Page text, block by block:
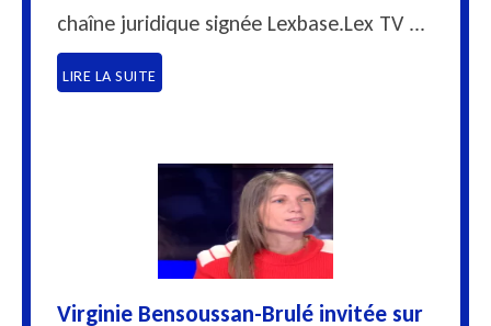
chaîne juridique signée Lexbase.Lex TV ...
LIRE LA SUITE
Virginie Bensoussan-Brulé invitée sur